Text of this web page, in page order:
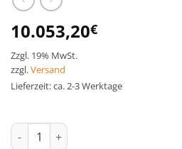
10.053,20€
Zzgl. 19% MwSt.
zzgl.Versand
Lieferzeit: ca. 2-3 Werktage
PigNap 4.0 Menge